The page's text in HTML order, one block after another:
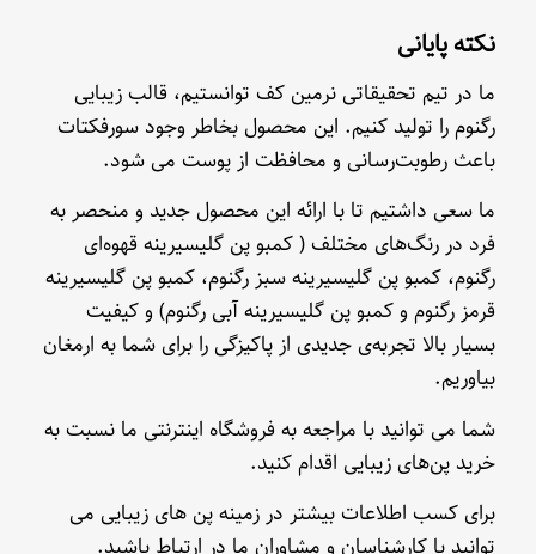
نکته پایانی
ما در تیم تحقیقاتی نرمین کف توانستیم، قالب زیبایی
رگنوم را تولید کنیم. این محصول بخاطر وجود سورفکتات
باعث رطوبت‌رسانی و محافظت از پوست می شود.
ما سعی داشتیم تا با ارائه این محصول جدید و منحصر به
فرد در رنگ‌های مختلف ( کمبو پن گلیسیرینه قهوه‌ای
رگنوم، کمبو پن گلیسیرینه سبز رگنوم، کمبو پن گلیسیرینه
قرمز رگنوم و کمبو پن گلیسیرینه آبی رگنوم) و کیفیت
بسیار بالا تجربه‌ی جدیدی از پاکیزگی را برای شما به ارمغان
بیاوریم.
شما می توانید با مراجعه به فروشگاه اینترنتی ما نسبت به
خرید پن‌های زیبایی اقدام کنید.
برای کسب اطلاعات بیشتر در زمینه پن های زیبایی می